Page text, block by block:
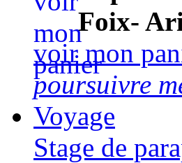
Foix-
voir mon
poursuivre
Voyage
Stage de